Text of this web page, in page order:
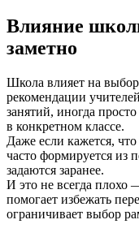
Влияние
заметно
Школа влияет на
рекомендации
занятий, иногда
в конкретном классе.
Даже если кажется,
часто формируется из
задаются заранее.
И это не всегда плохо
помогает избежать
ограничивает выбор